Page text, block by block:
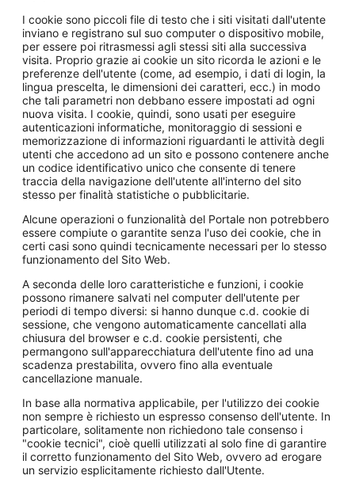
I cookie sono piccoli file di testo che i siti visitati dall'utente
inviano e registrano sul suo computer o dispositivo mobile,
per essere poi ritrasmessi agli stessi siti alla successiva
visita. Proprio grazie ai cookie un sito ricorda le azioni e le
preferenze dell'utente (come, ad esempio, i dati di login, la
lingua prescelta, le dimensioni dei caratteri, ecc.) in modo
che tali parametri non debbano essere impostati ad ogni
nuova visita. I cookie, quindi, sono usati per eseguire
autenticazioni informatiche, monitoraggio di sessioni e
memorizzazione di informazioni riguardanti le attività degli
utenti che accedono ad un sito e possono contenere anche
un codice identificativo unico che consente di tenere
traccia della navigazione dell'utente all'interno del sito
stesso per finalità statistiche o pubblicitarie.
Alcune operazioni o funzionalità del Portale non potrebbero
essere compiute o garantite senza l'uso dei cookie, che in
certi casi sono quindi tecnicamente necessari per lo stesso
funzionamento del Sito Web.
A seconda delle loro caratteristiche e funzioni, i cookie
possono rimanere salvati nel computer dell'utente per
periodi di tempo diversi: si hanno dunque c.d. cookie di
sessione, che vengono automaticamente cancellati alla
chiusura del browser e c.d. cookie persistenti, che
permangono sull'apparecchiatura dell'utente fino ad una
scadenza prestabilita, ovvero fino alla eventuale
cancellazione manuale.
In base alla normativa applicabile, per l'utilizzo dei cookie
non sempre è richiesto un espresso consenso dell'utente. In
particolare, solitamente non richiedono tale consenso i
"cookie tecnici", cioè quelli utilizzati al solo fine di garantire
il corretto funzionamento del Sito Web, ovvero ad erogare
un servizio esplicitamente richiesto dall'Utente.